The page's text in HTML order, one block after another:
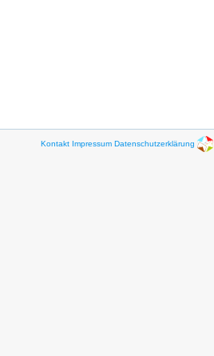
Kontakt Impressum Datenschutzerklärung